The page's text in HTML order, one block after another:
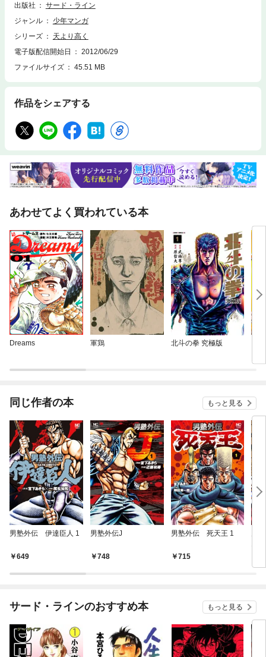
出版社
サード・ライン
ジャンル
少年マンガ
シリーズ
天より高く
電子版配信開始日
2012/06/29
ファイルサイズ
45.51 MB
作品をシェアする
あわせてよく買われている本
Dreams 軍鶏 北斗の拳 究極版
同じ作者の本 もっと見る
男塾外伝 伊達臣人 1
649
男塾外伝J
748
男塾外伝 死天王 1
715
サード・ラインのおすすめ本 もっと見る